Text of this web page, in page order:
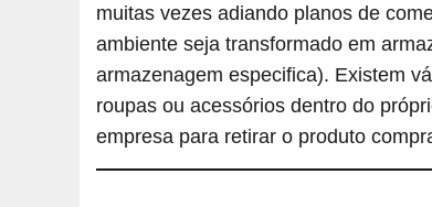
muitas vezes adiando planos de
ambiente seja transformado em
armazenagem especifica). Existem
roupas ou acessórios dentro do
empresa para retirar o produto